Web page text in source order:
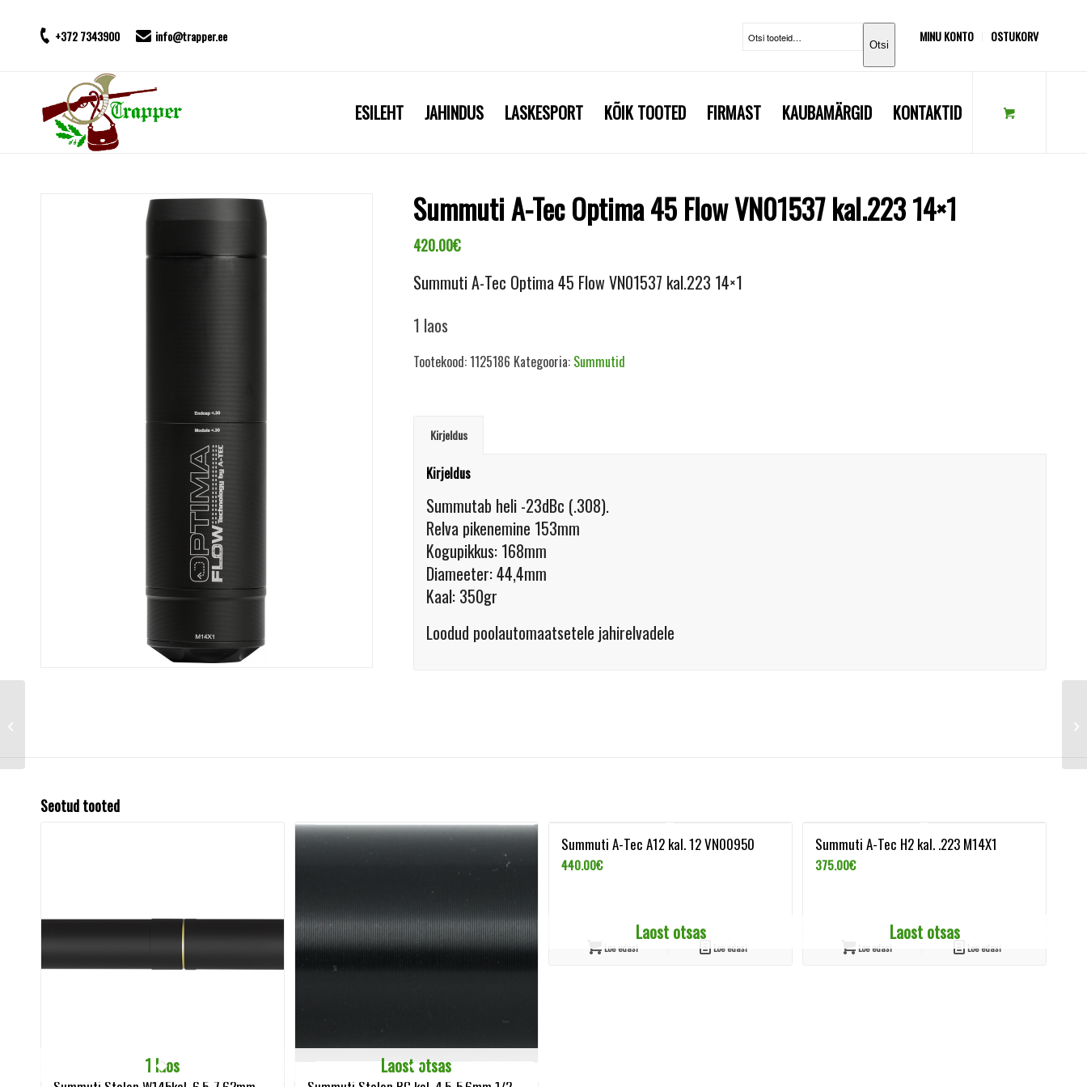
MINU KONTO OSTUKORV
Otsi
+372 7343900 info@trapper.ee
ESILEHT JAHINDUS LASKESPORT KÕIK TOOTED FIRMAST KAUBAMÄRGID KONTAKTID
Summuti A-Tec Optima 45 Flow VN01537 kal.223 14×1
420.00€
Summuti A-Tec Optima 45 Flow VN01537 kal.223 14×1
1 laos
Tootekood:1125186 Kategooria: Summutid
Kirjeldus
Kirjeldus
Summutab heli -23dBc (.308).
Relva pikenemine 153mm
Kogupikkus: 168mm
Diameeter: 44,4mm
Kaal: 350gr
Loodud poolautomaatsetele jahirelvadele
Seotud tooted
1 laos Laost otsas
Laost otsas
Summuti A-Tec A12 kal. 12 VN00950
440.00€
Loe edasi Loe edasi
Laost otsas
Summuti A-Tec H2 kal. .223 M14X1
375.00€
Loe edasi Loe edasi